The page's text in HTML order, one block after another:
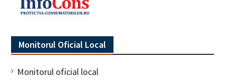
Monitorul Oficial Local
Monitorul oficial local